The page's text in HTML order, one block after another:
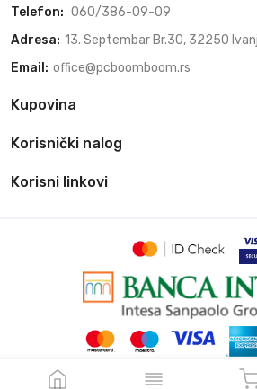
Telefon: 060/386-09-09
Adresa: 13. Septembar Br.30, 32250
Email: office@pcboomboom.rs
Kupovina
Korisnički nalog
Korisni linkovi
© Sva prava zadržava